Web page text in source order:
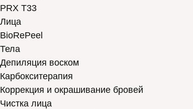
PRX T33
Лица
BioRePeel
Тела
Депиляция воском
Карбокситерапия
Коррекция и окрашивание бровей
Чистка лица